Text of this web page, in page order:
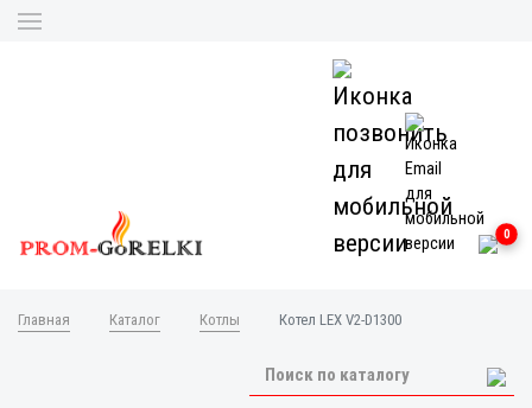
0
Главная Каталог Котлы Котел LEX V2-D1300